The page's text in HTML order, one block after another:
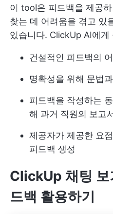
이 tool은 피드백을 제공
찾는 데 어려움을 겪고 있
있습니다. ClickUp AI에게
건설적인 피드백의
명확성을 위해 문법
피드백을 작성하는
해 과거 직원의 보고
제공자가 제공한 요
피드백 생성
ClickUp 채팅 보
드백 활용하기